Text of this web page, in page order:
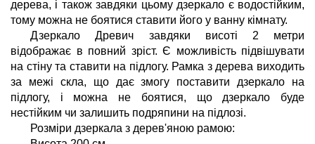
дерева, і також завдяки цьому дзеркало є водостійким,
тому можна не боятися ставити його у ванну кімнату.
Дзеркало Древич завдяки висоті 2 метри
відображає в повний зріст. Є можливість підвішувати
на стіну та ставити на підлогу. Рамка з дерева виходить
за межі скла, що дає змогу поставити дзеркало на
підлогу, і можна не боятися, що дзеркало буде
нестійким чи залишить подряпини на підлозі.
Розміри дзеркала з дерев'яною рамою: